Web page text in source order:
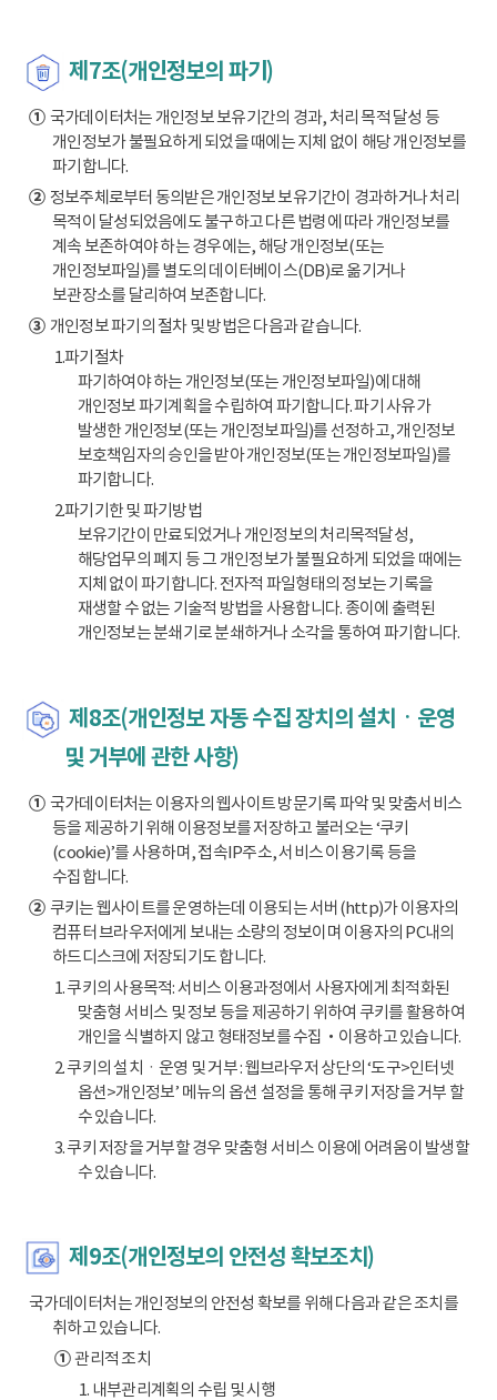
제7조(개인정보의 파기)
①국가데이터처는 개인정보 보유기간의 경과, 처리 목적 달성 등
개인정보가 불필요하게 되었을 때에는 지체 없이 해당 개인정보를
파기합니다.
②정보주체로부터 동의받은 개인정보 보유기간이 경과하거나 처리
목적이 달성되었음에도 불구하고 다른 법령에 따라 개인정보를
계속 보존하여야 하는 경우에는, 해당 개인정보(또는
개인정보파일)를 별도의 데이터베이스(DB)로 옮기거나
보관장소를 달리하여 보존합니다.
③개인정보 파기의 절차 및 방법은 다음과 같습니다.
1.파기절차
파기하여야 하는 개인정보(또는 개인정보파일)에 대해
개인정보 파기계획을 수립하여 파기합니다. 파기 사유가
발생한 개인정보(또는 개인정보파일)를 선정하고, 개인정보
보호책임자의 승인을 받아 개인정보(또는 개인정보파일)를
파기합니다.
2.파기기한 및 파기방법
보유기간이 만료되었거나 개인정보의 처리목적달성,
해당업무의 폐지 등 그 개인정보가 불필요하게 되었을 때에는
지체 없이 파기합니다. 전자적 파일형태의 정보는 기록을
재생할 수 없는 기술적 방법을 사용합니다. 종이에 출력된
개인정보는 분쇄기로 분쇄하거나 소각을 통하여 파기합니다.
제8조(개인정보 자동 수집 장치의 설치ㆍ운영
및 거부에 관한 사항)
①국가데이터처는 이용자의 웹사이트 방문기록 파악 및 맞춤서비스
등을 제공하기 위해 이용정보를 저장하고 불러오는 ‘쿠키
(cookie)’를 사용하며, 접속IP주소, 서비스 이용기록 등을
수집합니다.
②쿠키는 웹사이트를 운영하는데 이용되는 서버(http)가 이용자의
컴퓨터 브라우저에게 보내는 소량의 정보이며 이용자의 PC내의
하드디스크에 저장되기도 합니다.
1. 쿠키의 사용목적: 서비스 이용과정에서 사용자에게 최적화된
맞춤형 서비스 및 정보 등을 제공하기 위하여 쿠키를 활용하여
개인을 식별하지 않고 형태정보를 수집‧이용하고 있습니다.
2. 쿠키의 설치ㆍ운영 및 거부 : 웹브라우저 상단의 ‘도구>인터넷
옵션>개인정보’ 메뉴의 옵션 설정을 통해 쿠키 저장을 거부 할
수 있습니다.
3. 쿠키 저장을 거부할 경우 맞춤형 서비스 이용에 어려움이 발생할
수 있습니다.
제9조(개인정보의 안전성 확보조치)
국가데이터처는 개인정보의 안전성 확보를 위해 다음과 같은 조치를
취하고 있습니다.
①관리적 조치
1. 내부관리계획의 수립 및 시행